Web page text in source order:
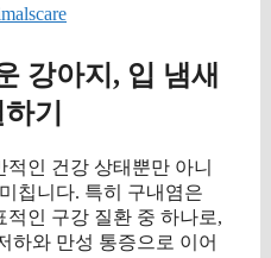
강아지, 입 냄새
기
인 건강 상태뿐만 아니
칩니다. 특히 구내염은
인 구강 질환 중 하나로,
하와 만성 통증으로 이어